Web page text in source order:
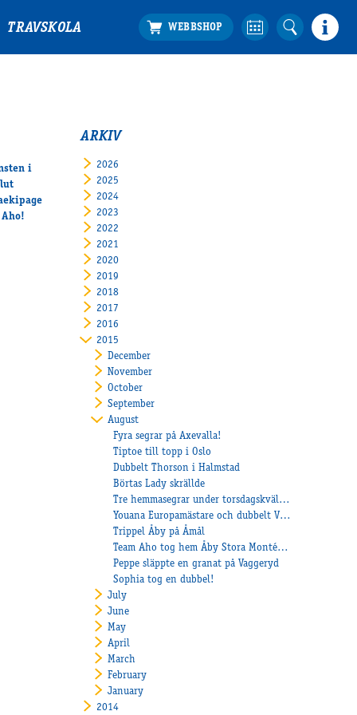
TRAVSKOLA
i
ARKIV
2026
2025
2024
2023
2022
2021
2020
2019
2018
2017
2016
2015
December
November
October
September
August
Fyra segrar på Axevalla!
Tiptoe till topp i Oslo
Dubbelt Thorson i Halmstad
Börtas Lady skrällde
Tre hemmasegrar under torsdagskvällen och Sultan C.N. klar för final i Köpenhamn
Youana Europamästare och dubbelt V75 till stall Heiskanen
Trippel Åby på Åmål
Team Aho tog hem Åby Stora Montépris
Peppe släppte en granat på Vaggeryd
Sophia tog en dubbel!
July
June
May
April
March
February
January
2014